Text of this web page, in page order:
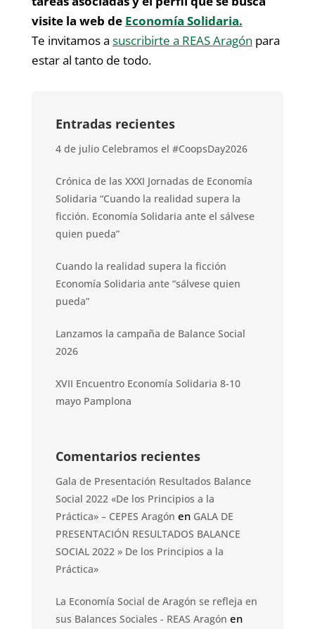
visite la web de Economía Solidaria.
Te invitamos a suscribirte a REAS Aragón para
estar al tanto de todo.
Entradas recientes
4 de julio Celebramos el #CoopsDay2026
Crónica de las XXXI Jornadas de Economía
Solidaria “Cuando la realidad supera la
ficción. Economía Solidaria ante el sálvese
quien pueda”
Cuando la realidad supera la ficción
Economía Solidaria ante “sálvese quien
pueda”
Lanzamos la campaña de Balance Social
2026
XVII Encuentro Economía Solidaria 8-10
mayo Pamplona
Comentarios recientes
Gala de Presentación Resultados Balance
Social 2022 «De los Principios a la
Práctica» – CEPES Aragón en GALA DE
PRESENTACIÓN RESULTADOS BALANCE
SOCIAL 2022 » De los Principios a la
Práctica»
La Economía Social de Aragón se refleja en
sus Balances Sociales - REAS Aragón en